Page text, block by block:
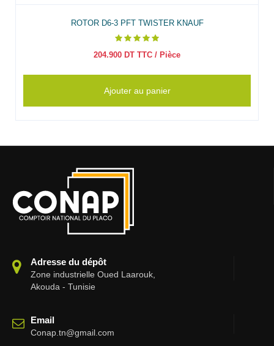
ROTOR D6-3 PFT TWISTER KNAUF
204.900 DT TTC / Pièce
Ajouter au panier
Adresse du dépôt
Zone industrielle Oued Laarouk,
Akouda - Tunisie
Email
Conap.tn@gmail.com